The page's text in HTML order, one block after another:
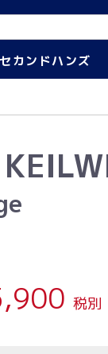
カンドハンズ
税別